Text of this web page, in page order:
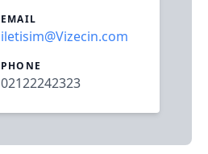
EMAIL
iletisim@Vizecin.com
PHONE
02122242323